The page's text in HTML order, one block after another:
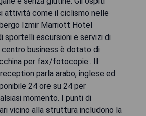
attività come il ciclismo nelle
Izmir Marriott Hotel
sportelli escursioni e servizi di
business è dotato di
per fax/fotocopie.. Il
parla arabo, inglese ed
24 ore su 24 per
momento. I punti di
vicino alla struttura includono la